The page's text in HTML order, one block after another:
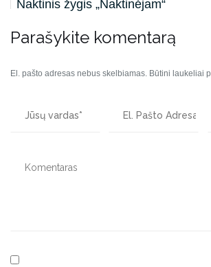
Naktinis žygis „Naktinėjam“
Parašykite komentarą
El. pašto adresas nebus skelbiamas. Būtini laukeliai